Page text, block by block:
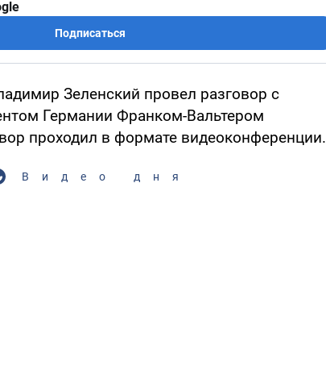
Подписаться
Зеленский провел разговор с
Германии Франком-Вальтером
проходил в формате видеоконференции.
Видео дня